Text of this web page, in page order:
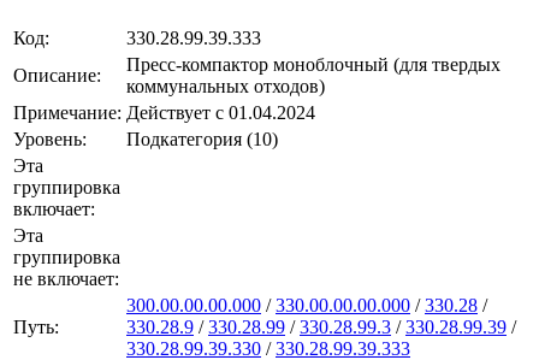
Код:
330.28.99.39.333
Описание:
Пресс-компактор моноблочный (для твердых
коммунальных отходов)
Примечание: Действует с 01.04.2024
Уровень:
Подкатегория (10)
Эта
группировка
включает:
Эта
группировка
не включает:
Путь:
300.00.00.00.000 /330.00.00.00.000 /330.28 /
330.28.9 /330.28.99 /330.28.99.3 /330.28.99.39 /
330.28.99.39.330 /330.28.99.39.333